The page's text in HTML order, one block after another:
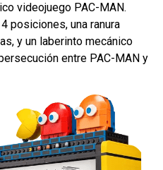
videojuego PAC-MAN.
posiciones, una ranura
y un laberinto mecánico
entre PAC-MAN y